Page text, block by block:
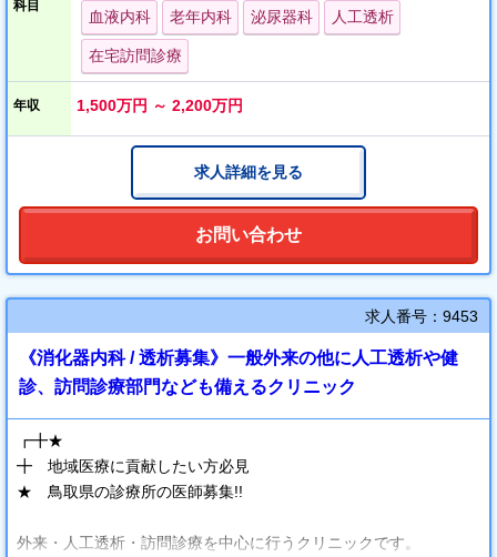
オンオフのメリハリをつけてご勤務いただけます。
週4日勤務もご相談に応じますので、
子育て中の先生でも安心してご勤務いただけます。
科目
血液内科 老年内科 泌尿器科 人工透析
在宅訪問診療
年収 1,500万円 ～ 2,200万円
求人詳細を見る
お問い合わせ
求人番号：9453
《消化器内科 / 透析募集》一般外来の他に人工透析や健
診、訪問診療部門なども備えるクリニック
┏╋★
╋ 地域医療に貢献したい方必見
★ 鳥取県の診療所の医師募集!!
外来・人工透析・訪問診療を中心に行うクリニックです。